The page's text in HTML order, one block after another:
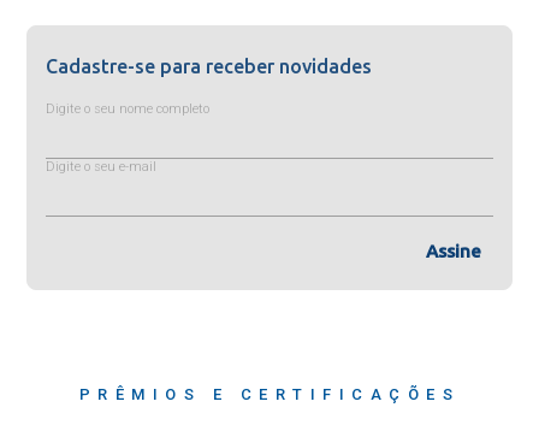
Cadastre-se para receber novidades
Digite o seu nome completo
Digite o seu e-mail
Assine
PRÊMIOS E CERTIFICAÇÕES